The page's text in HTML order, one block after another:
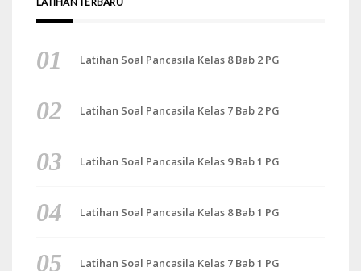
Latihan Soal Pancasila Kelas 8 Bab 2 PG
Latihan Soal Pancasila Kelas 7 Bab 2 PG
Latihan Soal Pancasila Kelas 9 Bab 1 PG
Latihan Soal Pancasila Kelas 8 Bab 1 PG
Latihan Soal Pancasila Kelas 7 Bab 1 PG